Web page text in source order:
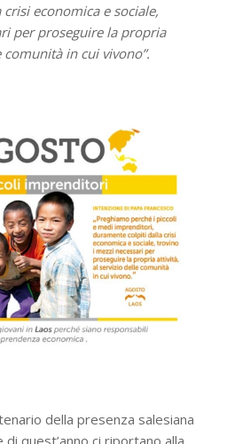
economica e sociale,
per proseguire la propria
in cui vivono”.
della presenza salesiana
quest’anno ci riportano alla